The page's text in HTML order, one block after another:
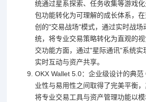
统通过星系探索、任务收集等游戏
包功能转化为可理解的成长体系，
创的"交易战场"模式，通过实时战场
统，将专业交易策略转化为直观的
交功能方面，通过"星际通讯"系统实
实时互动与资产共享。
OKX Wallet 5.0：企业级设计的典范
业性与易用性之间取得了完美平衡
将专业交易工具与资产管理功能以